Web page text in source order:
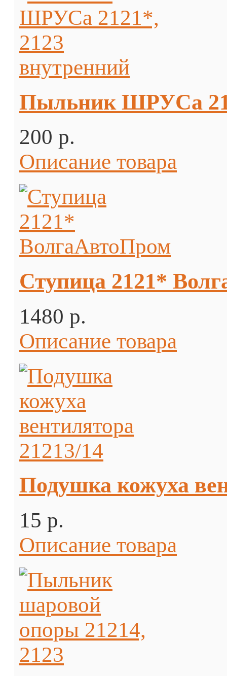
Пыльник ШРУСа
200 p.
Описание товара
Ступица 2121*
1480 p.
Описание товара
Подушка кожуха
15 p.
Описание товара